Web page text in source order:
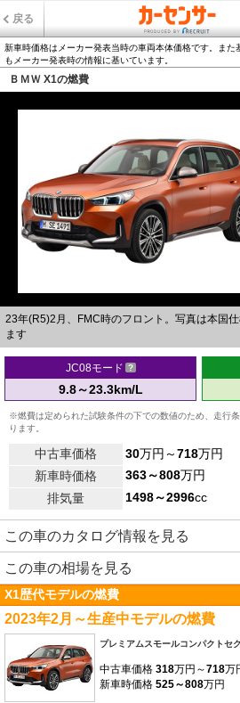
戻る
新車時価格はメーカー発表当時の車両本体価格です。また
もメーカー発表時の情報に基いています。
ＢＭＷ X1の燃費
23年(R5)2月、FMC時のフロント。写真は本国
ます
JC08モード
9.8～23.3km/L
※燃費は定められた試験条件の下での数値のため、走行
ります。
中古車価格 30万円～718万円
新車時価格
363～808万円
排気量
1498～2996cc
この車のカタログ情報を見る
この車の相場を見る
X1歴代モデルの燃費
2023年2月～生産中モデルの燃費
プレミアムスモールコンパクトセ
中古車価格 318万円～718万
新車時価格 525～808万円